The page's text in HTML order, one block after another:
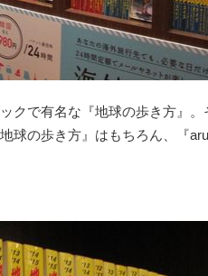
クで有名な『地球の歩き方』
球の歩き方』はもちろん、『